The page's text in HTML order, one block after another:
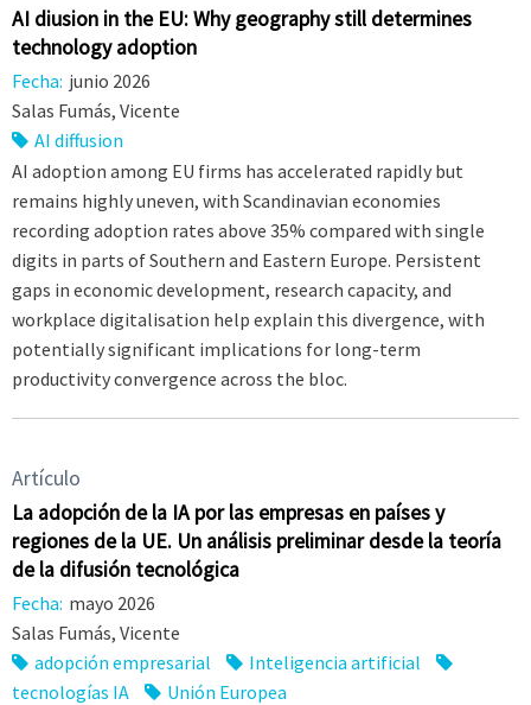
AI diffusion in the EU: Why geography still determines
technology adoption
Fecha: junio 2026
Salas Fumás, Vicente
AI diffusion
AI adoption among EU firms has accelerated rapidly but
remains highly uneven, with Scandinavian economies
recording adoption rates above 35% compared with single
digits in parts of Southern and Eastern Europe. Persistent
gaps in economic development, research capacity, and
workplace digitalisation help explain this divergence, with
potentially significant implications for long-term
productivity convergence across the bloc.
Artículo
La adopción de la IA por las empresas en países y
regiones de la UE. Un análisis preliminar desde la teoría
de la difusión tecnológica
Fecha: mayo 2026
Salas Fumás, Vicente
adopción empresarial
Inteligencia artificial
tecnologías IA
Unión Europea